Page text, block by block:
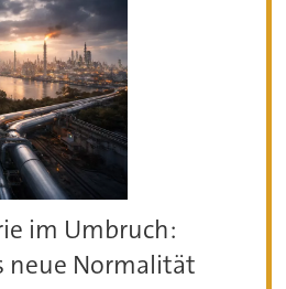
im Umbruch:
neue Normalität